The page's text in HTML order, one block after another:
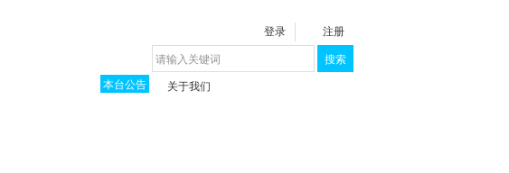
登录
注册
搜索
本台公告
关于我们